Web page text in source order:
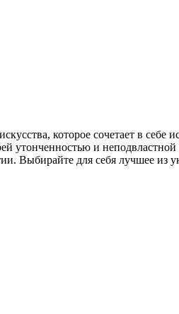
которое сочетает в
утонченностью и
Выбирайте для себя лучшее из